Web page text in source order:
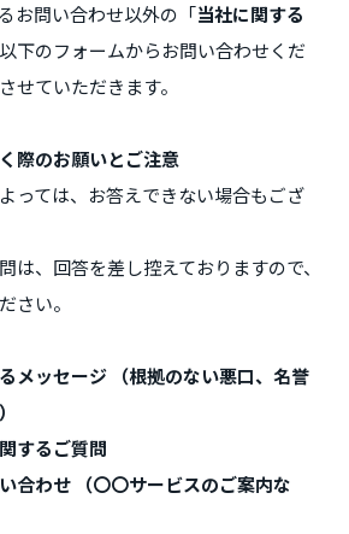
お問い合わせ以外の「当社に関する
下のフォームからお問い合わせくだ
せていただきます。
際のお願いとご注意
っては、お答えできない場合もござ
は、回答を差し控えておりますので、
さい。
メッセージ （根拠のない悪口、名誉
するご質問
合わせ （〇〇サービスのご案内な